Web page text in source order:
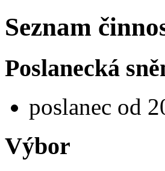
Seznam
Poslanecká
poslanec od
Výbor